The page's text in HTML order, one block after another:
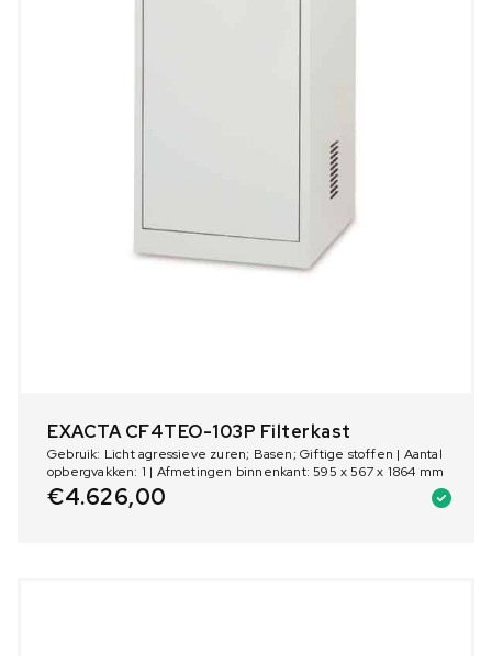
EXACTA CF4TEO-103P Filterkast
Gebruik: Licht agressieve zuren; Basen; Giftige stoffen | Aantal
opbergvakken: 1 | Afmetingen binnenkant: 595 x 567 x 1864 mm
€4.626,00